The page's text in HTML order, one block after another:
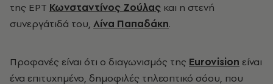
της ΕΡΤ Κωνσταντίνος Ζούλας και η στενή
συνεργάτιδά του, Λίνα Παπαδάκη.
Προφανές είναι ότι ο διαγωνισμός της Eurovision είναι
ένα επιτυχημένο, δημοφιλές τηλεοπτικό σόου, που